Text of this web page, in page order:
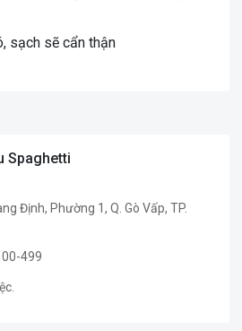
sạch sẽ cẩn thận
Spaghetti
Định, Phường 1, Q. Gò Vấp, TP.
499